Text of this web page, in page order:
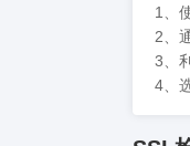
1、
2、
3、
4、